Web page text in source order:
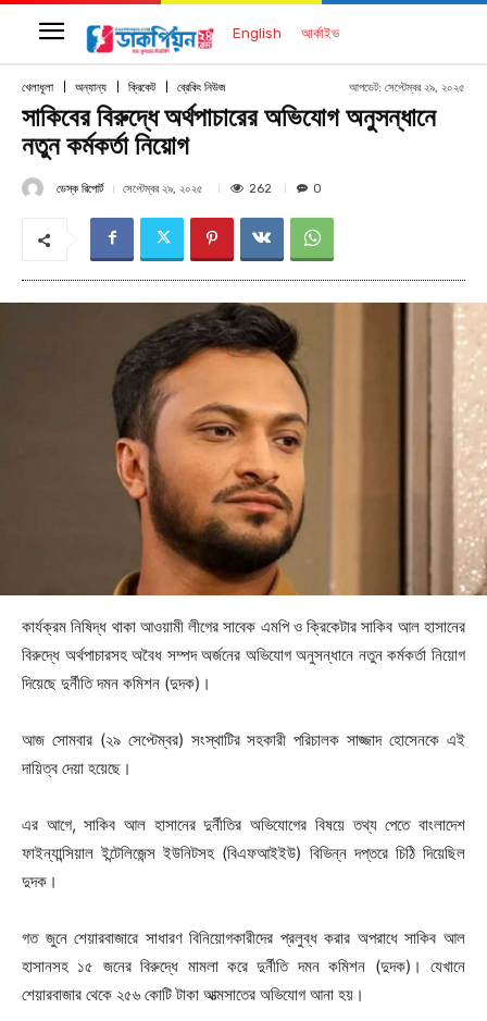
English আর্কাইভ
খেলাধূলা অন্যান্য ক্রিকেট ব্রেকিং নিউজ আপডেট: সেপ্টেম্বর ২৯, ২০২৫
সাকিবের বিরুদ্ধে অর্থপাচারের অভিযোগ অনুসন্ধানে
নতুন কর্মকর্তা নিয়োগ
ডেস্ক রিপোর্ট সেপ্টেম্বর ২৯, ২০২৫ 262 0
কার্যক্রম নিষিদ্ধ থাকা আওয়ামী লীগের সাবেক এমপি ও ক্রিকেটার সাকিব আল হাসানের
বিরুদ্ধে অর্থপাচারসহ অবৈধ সম্পদ অর্জনের অভিযোগ অনুসন্ধানে নতুন কর্মকর্তা নিয়োগ
দিয়েছে দুর্নীতি দমন কমিশন (দুদক)।
আজ সোমবার (২৯ সেপ্টেম্বর) সংস্থাটির সহকারী পরিচালক সাজ্জাদ হোসেনকে এই
দায়িত্ব দেয়া হয়েছে।
এর আগে, সাকিব আল হাসানের দুর্নীতির অভিযোগের বিষয়ে তথ্য পেতে বাংলাদেশ
ফাইন্যান্সিয়াল ইন্টেলিজেন্স ইউনিটসহ (বিএফআইইউ) বিভিন্ন দপ্তরে চিঠি দিয়েছিল
দুদক।
গত জুনে শেয়ারবাজারে সাধারণ বিনিয়োগকারীদের প্রলুব্ধ করার অপরাধে সাকিব আল
হাসানসহ ১৫ জনের বিরুদ্ধে মামলা করে দুর্নীতি দমন কমিশন (দুদক)। যেখানে
শেয়ারবাজার থেকে ২৫৬ কোটি টাকা আত্মসাতের অভিযোগ আনা হয়।